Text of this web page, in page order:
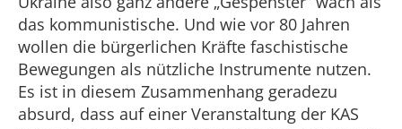
das kommunistische. Und wie vor 80 Jahren
wollen die bürgerlichen Kräfte faschistische
Bewegungen als nützliche Instrumente nutzen.
Es ist in diesem Zusammenhang geradezu
absurd, dass auf einer Veranstaltung der KAS